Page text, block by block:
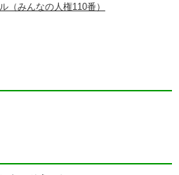
（みんなの人権110番）